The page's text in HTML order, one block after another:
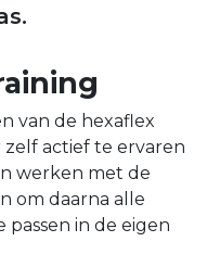
van de hexaflex
zelf actief te ervaren
werken met de
om daarna alle
passen in de eigen